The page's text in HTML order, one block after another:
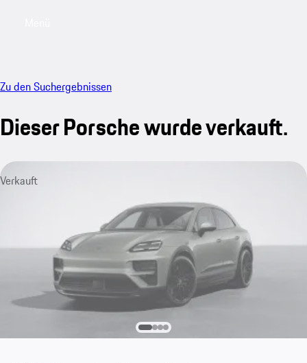
Zu den Suchergebnissen
Dieser Porsche wurde verkauft.
Verkauft